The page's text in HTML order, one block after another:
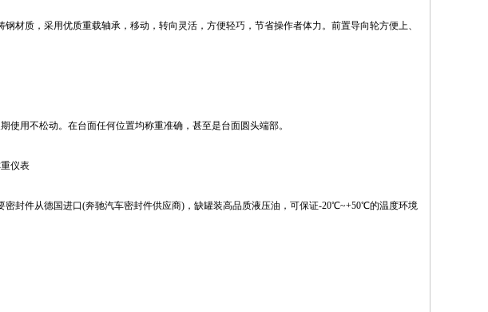
材质，采用优质重载轴承，移动，转向灵活，方便轻巧，节省操作者体力。前置导向轮方便上、
用不松动。在台面任何位置均称重准确，甚至是台面圆头端部。
仪表
封件从德国进口(奔驰汽车密封件供应商)，缺罐装高品质液压油，可保证-20℃~+50℃的温度环境